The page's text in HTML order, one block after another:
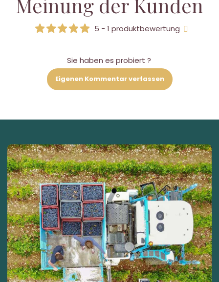
5 - 1 produktbewertung
Sie haben es probiert ?
Eigenen Kommentar verfassen